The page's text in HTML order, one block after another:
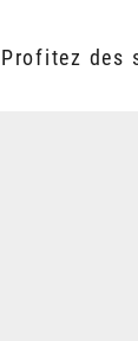
Profitez des